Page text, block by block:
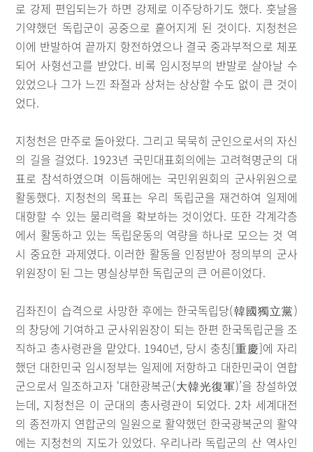
로 강제 편입되는가 하면 강제로 이주당하기도 했다. 훗날을
기약했던 독립군이 공중으로 흩어지게 된 것이다. 지청천은
이에 반발하여 끝까지 항전하였으나 결국 중과부적으로 체포
되어 사형선고를 받았다. 비록 임시정부의 반발로 살아날 수
있었으나 그가 느낀 좌절과 상처는 상상할 수도 없이 큰 것이
었다.
지청천은 만주로 돌아왔다. 그리고 묵묵히 군인으로서의 자신
의 길을 걸었다. 1923년 국민대표회의에는 고려혁명군의 대
표로 참석하였으며 이듬해에는 국민위원회의 군사위원으로
활동했다. 지청천의 목표는 우리 독립군을 재건하여 일제에
대항할 수 있는 물리력을 확보하는 것이었다. 또한 각계각층
에서 활동하고 있는 독립운동의 역량을 하나로 모으는 것 역
시 중요한 과제였다. 이러한 활동을 인정받아 정의부의 군사
위원장이 된 그는 명실상부한 독립군의 큰 어른이었다.
김좌진이 습격으로 사망한 후에는 한국독립당(韓國獨立黨)
의 창당에 기여하고 군사위원장이 되는 한편 한국독립군을 조
직하고 총사령관을 맡았다. 1940년, 당시 충칭[重慶]에 자리
했던 대한민국 임시정부는 일제에 저항하고 대한민국이 연합
군으로서 일조하고자 ‘대한광복군(大韓光復軍)’을 창설하였
는데, 지청천은 이 군대의 총사령관이 되었다. 2차 세계대전
의 종전까지 연합군의 일원으로 활약했던 한국광복군의 활약
에는 지청천의 지도가 있었다. 우리나라 독립군의 산 역사인